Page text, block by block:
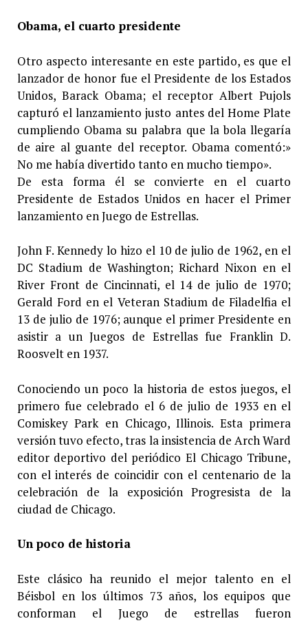
Obama, el cuarto presidente
Otro aspecto interesante en este partido, es que el
lanzador de honor fue el Presidente de los Estados
Unidos, Barack Obama; el receptor Albert Pujols
capturó el lanzamiento justo antes del Home Plate
cumpliendo Obama su palabra que la bola llegaría
de aire al guante del receptor. Obama comentó:»
No me había divertido tanto en mucho tiempo».
De esta forma él se convierte en el cuarto
Presidente de Estados Unidos en hacer el Primer
lanzamiento en Juego de Estrellas.
John F. Kennedy lo hizo el 10 de julio de 1962, en el
DC Stadium de Washington; Richard Nixon en el
River Front de Cincinnati, el 14 de julio de 1970;
Gerald Ford en el Veteran Stadium de Filadelfia el
13 de julio de 1976; aunque el primer Presidente en
asistir a un Juegos de Estrellas fue Franklin D.
Roosvelt en 1937.
Conociendo un poco la historia de estos juegos, el
primero fue celebrado el 6 de julio de 1933 en el
Comiskey Park en Chicago, Illinois. Esta primera
versión tuvo efecto, tras la insistencia de Arch Ward
editor deportivo del periódico El Chicago Tribune,
con el interés de coincidir con el centenario de la
celebración de la exposición Progresista de la
ciudad de Chicago.
Un poco de historia
Este clásico ha reunido el mejor talento en el
Béisbol en los últimos 73 años, los equipos que
conforman el Juego de estrellas fueron